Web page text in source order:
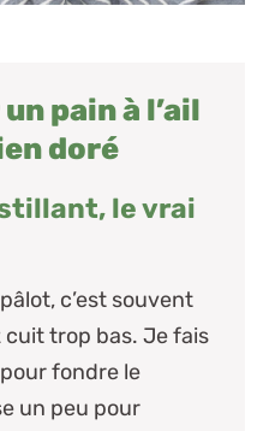
pain à l’ail
doré
le vrai
c’est souvent
cuit trop bas. Je fais
fondre le
un peu pour